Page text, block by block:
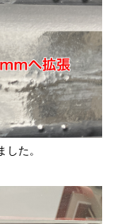
した。